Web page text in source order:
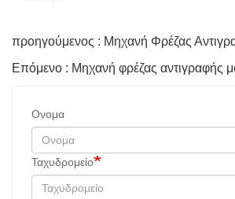
Ονομα
Ταχυδρομείο